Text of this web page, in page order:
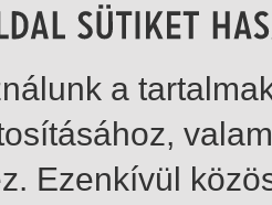
a
Ezenkívül